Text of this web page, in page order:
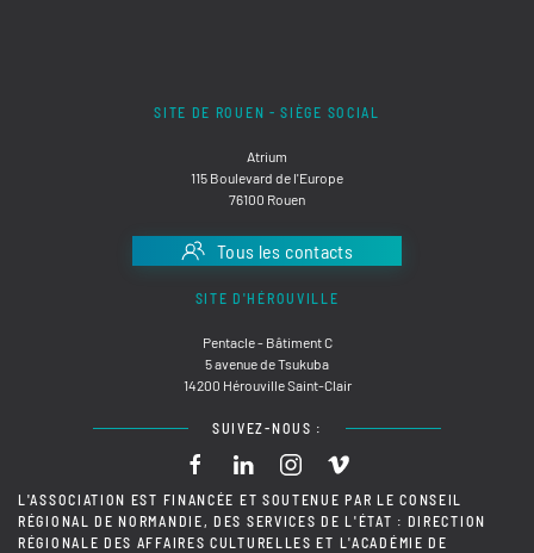
SITE DE ROUEN - SIÈGE SOCIAL
Atrium
115 Boulevard de l'Europe
76100 Rouen
Tous les contacts
SITE D'HÉROUVILLE
Pentacle - Bâtiment C
5 avenue de Tsukuba
14200 Hérouville Saint-Clair
SUIVEZ-NOUS :
L'ASSOCIATION EST FINANCÉE ET SOUTENUE PAR LE CONSEIL
RÉGIONAL DE NORMANDIE, DES SERVICES DE L'ÉTAT : DIRECTION
RÉGIONALE DES AFFAIRES CULTURELLES ET L'ACADÉMIE DE